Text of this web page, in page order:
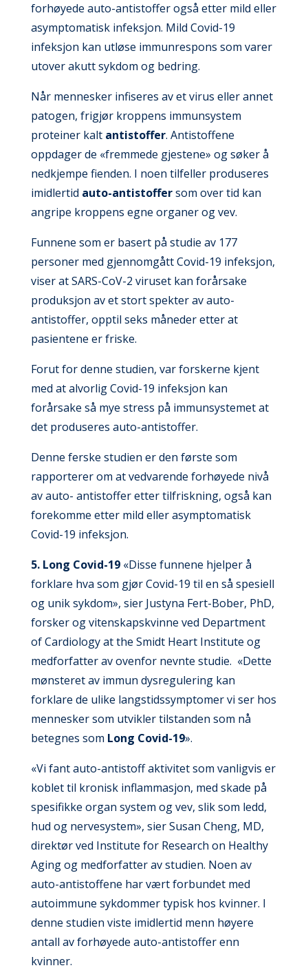
forhøyede auto-antistoffer også etter mild eller
asymptomatisk infeksjon. Mild Covid-19
infeksjon kan utløse immunrespons som varer
utover akutt sykdom og bedring.
Når mennesker infiseres av et virus eller annet
patogen, frigjør kroppens immunsystem
proteiner kalt antistoffer. Antistoffene
oppdager de «fremmede gjestene» og søker å
nedkjempe fienden. I noen tilfeller produseres
imidlertid auto-antistoffersom over tid kan
angripe kroppens egne organer og vev.
Funnene som er basert på studie av 177
personer med gjennomgått Covid-19 infeksjon,
viser at SARS-CoV-2 viruset kan forårsake
produksjon av et stort spekter av auto-
antistoffer, opptil seks måneder etter at
pasientene er friske.
Forut for denne studien, var forskerne kjent
med at alvorlig Covid-19 infeksjon kan
forårsake så mye stress på immunsystemet at
det produseres auto-antistoffer.
Denne ferske studien er den første som
rapporterer om at vedvarende forhøyede nivå
av auto- antistoffer etter tilfriskning, også kan
forekomme etter mild eller asymptomatisk
Covid-19 infeksjon.
5. Long Covid-19 «Disse funnene hjelper å
forklare hva som gjør Covid-19 til en så spesiell
og unik sykdom», sier Justyna Fert-Bober, PhD,
forsker og vitenskapskvinne ved Department
of Cardiology at the Smidt Heart Institute og
medforfatter av ovenfor nevnte studie. «Dette
mønsteret av immun dysregulering kan
forklare de ulike langstidssymptomer vi ser hos
mennesker som utvikler tilstanden som nå
betegnes som Long Covid-19».
«Vi fant auto-antistoff aktivitet som vanligvis er
koblet til kronisk inflammasjon, med skade på
spesifikke organ system og vev, slik som ledd,
hud og nervesystem», sier Susan Cheng, MD,
direktør ved Institute for Research on Healthy
Aging og medforfatter av studien. Noen av
auto-antistoffene har vært forbundet med
autoimmune sykdommer typisk hos kvinner. I
denne studien viste imidlertid menn høyere
antall av forhøyede auto-antistoffer enn
kvinner.